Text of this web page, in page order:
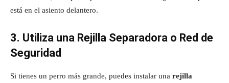
está en el asiento delantero.
3. Utiliza una Rejilla Separadora o Red de
Seguridad
Si tienes un perro más grande, puedes instalar una rejilla